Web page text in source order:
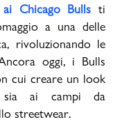
Chicago Bulls ti
a una delle
rivoluzionando le
oggi, i Bulls
cui creare un look
sia ai campi da
streetwear.